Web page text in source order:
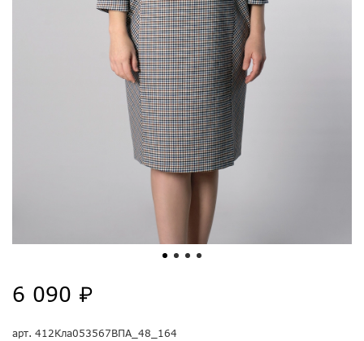
арт. 412Кла053567ВПА_48_164
6 090 ₽